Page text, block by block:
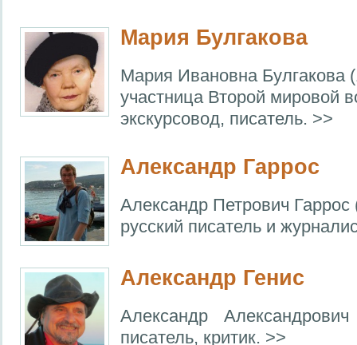
Мария Булгакова
Мария Ивановна Булгакова
участница Второй мировой
экскурсовод, писатель. >>
Александр Гаррос
Александр Петрович Гаррос
русский писатель и
Александр Генис
Александр
писатель, критик. >>